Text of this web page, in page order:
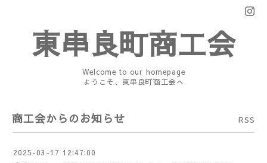
東串良町商工会
Welcome to our homepage
ようこそ、東串良町商工会へ
商工会からのお知らせ RSS
2025-03-17 12:47:00